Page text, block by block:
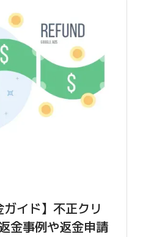
イド】不正クリ
金事例や返金申請